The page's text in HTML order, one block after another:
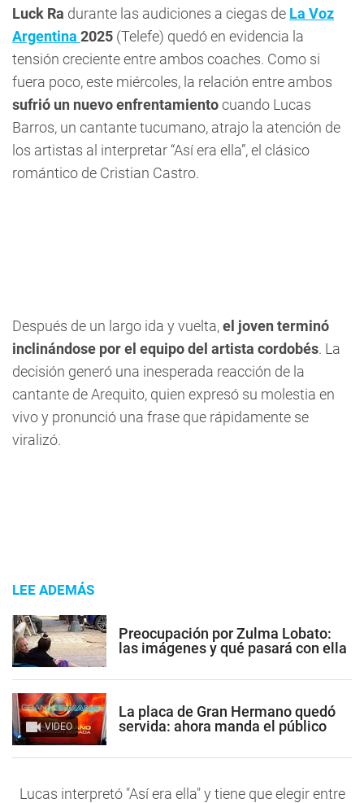
Luck Ra durante las audiciones a ciegas de La Voz
Argentina 2025 (Telefe) quedó en evidencia la
tensión creciente entre ambos coaches. Como si
fuera poco, este miércoles, la relación entre ambos
sufrió un nuevo enfrentamientocuando Lucas
Barros, un cantante tucumano, atrajo la atención de
los artistas al interpretar “Así era ella”, el clásico
romántico de Cristian Castro.
Después de un largo ida y vuelta,el joven terminó
inclinándose por el equipo del artista cordobés. La
decisión generó una inesperada reacción de la
cantante de Arequito, quien expresó su molestia en
vivo y pronunció una frase que rápidamente se
viralizó.
LEE ADEMÁS
Preocupación por Zulma Lobato:
las imágenes y qué pasará con ella
VIDEO
La placa de Gran Hermano quedó
servida: ahora manda el público
Lucas interpretó "Así era ella" y tiene que elegir entre